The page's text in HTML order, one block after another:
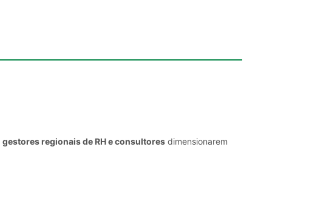
gestores regionais de RH e consultores dimensionarem